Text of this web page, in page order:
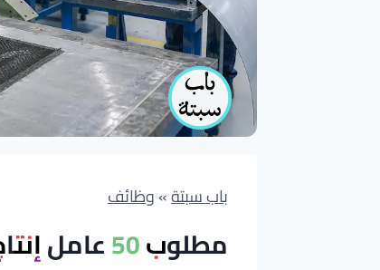
باب سبتة»وظائف
مطلوب 50 عامل إنتاج في قطاع الطيران بمدينة طنجة